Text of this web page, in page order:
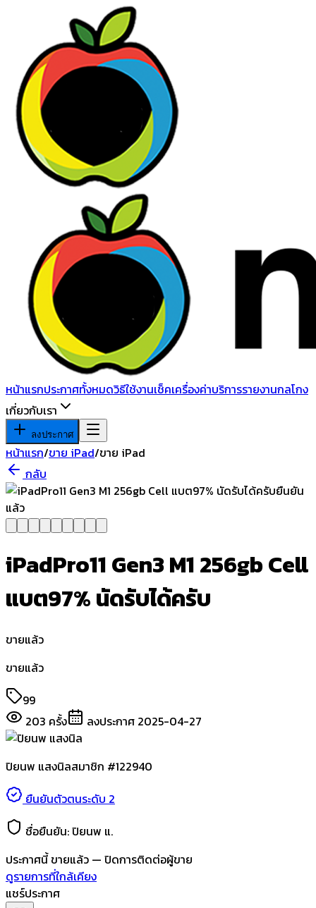
หน้าแรกประกาศทั้งหมดวิธีใช้งานเช็คเครื่องค่าบริการรายงานกลโกง
เกี่ยวกับเรา
ลงประกาศ
หน้าแรก/ขาย iPad/ขาย iPad
กลับ
ยืนยัน
แล้ว
iPadPro11 Gen3 M1 256gb Cell
แบต97% นัดรับได้ครับ
ขายแล้ว
ขายแล้ว
99
203 ครั้ง ลงประกาศ 2025-04-27
ปิยนพ แสงนิลสมาชิก #122940
ยืนยันตัวตนระดับ 2
ชื่อยืนยัน:ปิยนพ แ.
ประกาศนี้ขายแล้ว — ปิดการติดต่อผู้ขาย
ดูรายการที่ใกล้เคียง
แชร์ประกาศ